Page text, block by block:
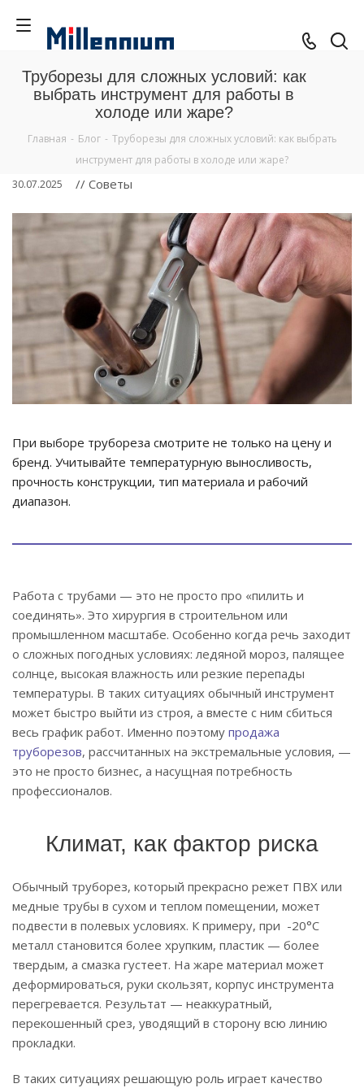
Труборезы для сложных условий: как
выбрать инструмент для работы в
холоде или жаре?
Главная - Блог - Труборезы для сложных условий: как выбрать
инструмент для работы в холоде или жаре?
30.07.2025
// Советы
При выборе трубореза смотрите не только на цену и
бренд. Учитывайте температурную выносливость,
прочность конструкции, тип материала и рабочий
диапазон.
Работа с трубами — это не просто про «пилить и
соединять». Это хирургия в строительном или
промышленном масштабе. Особенно когда речь заходит
о сложных погодных условиях: ледяной мороз, палящее
солнце, высокая влажность или резкие перепады
температуры. В таких ситуациях обычный инструмент
может быстро выйти из строя, а вместе с ним сбиться
весь график работ. Именно поэтому продажа
труборезов, рассчитанных на экстремальные условия, —
это не просто бизнес, а насущная потребность
профессионалов.
Климат, как фактор риска
Обычный труборез, который прекрасно режет ПВХ или
медные трубы в сухом и теплом помещении, может
подвести в полевых условиях. К примеру, при -20°C
металл становится более хрупким, пластик — более
твердым, а смазка густеет. На жаре материал может
деформироваться, руки скользят, корпус инструмента
перегревается. Результат — неаккуратный,
перекошенный срез, уводящий в сторону всю линию
прокладки.
В таких ситуациях решающую роль играет качество